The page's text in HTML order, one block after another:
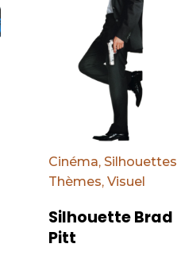
Cinéma, Silhouettes
Thèmes, Visuel
Silhouette Brad
Pitt